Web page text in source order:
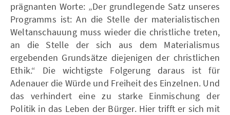
prägnanten Worte: „Der grundlegende Satz unseres
Programms ist: An die Stelle der materialistischen
Weltanschauung muss wieder die christliche treten,
an die Stelle der sich aus dem Materialismus
ergebenden Grundsätze diejenigen der christlichen
Ethik.“ Die wichtigste Folgerung daraus ist für
Adenauer die Würde und Freiheit des Einzelnen. Und
das verhindert eine zu starke Einmischung der
Politik in das Leben der Bürger. Hier trifft er sich mit